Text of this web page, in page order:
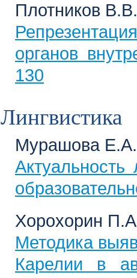
Плотников
органов
130
Лингвистика
Мурашова Е.А.
Актуальность
Хорохорин
Методика
Карелии в